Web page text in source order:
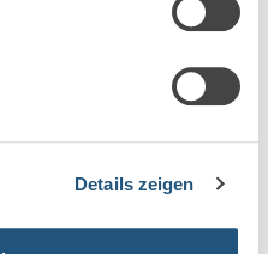
Details zeigen
–
und bei BU-